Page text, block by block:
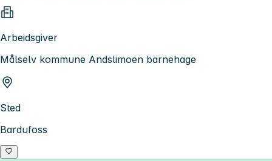
Arbeidsgiver
Målselv kommune Andslimoen barnehage
Sted
Bardufoss